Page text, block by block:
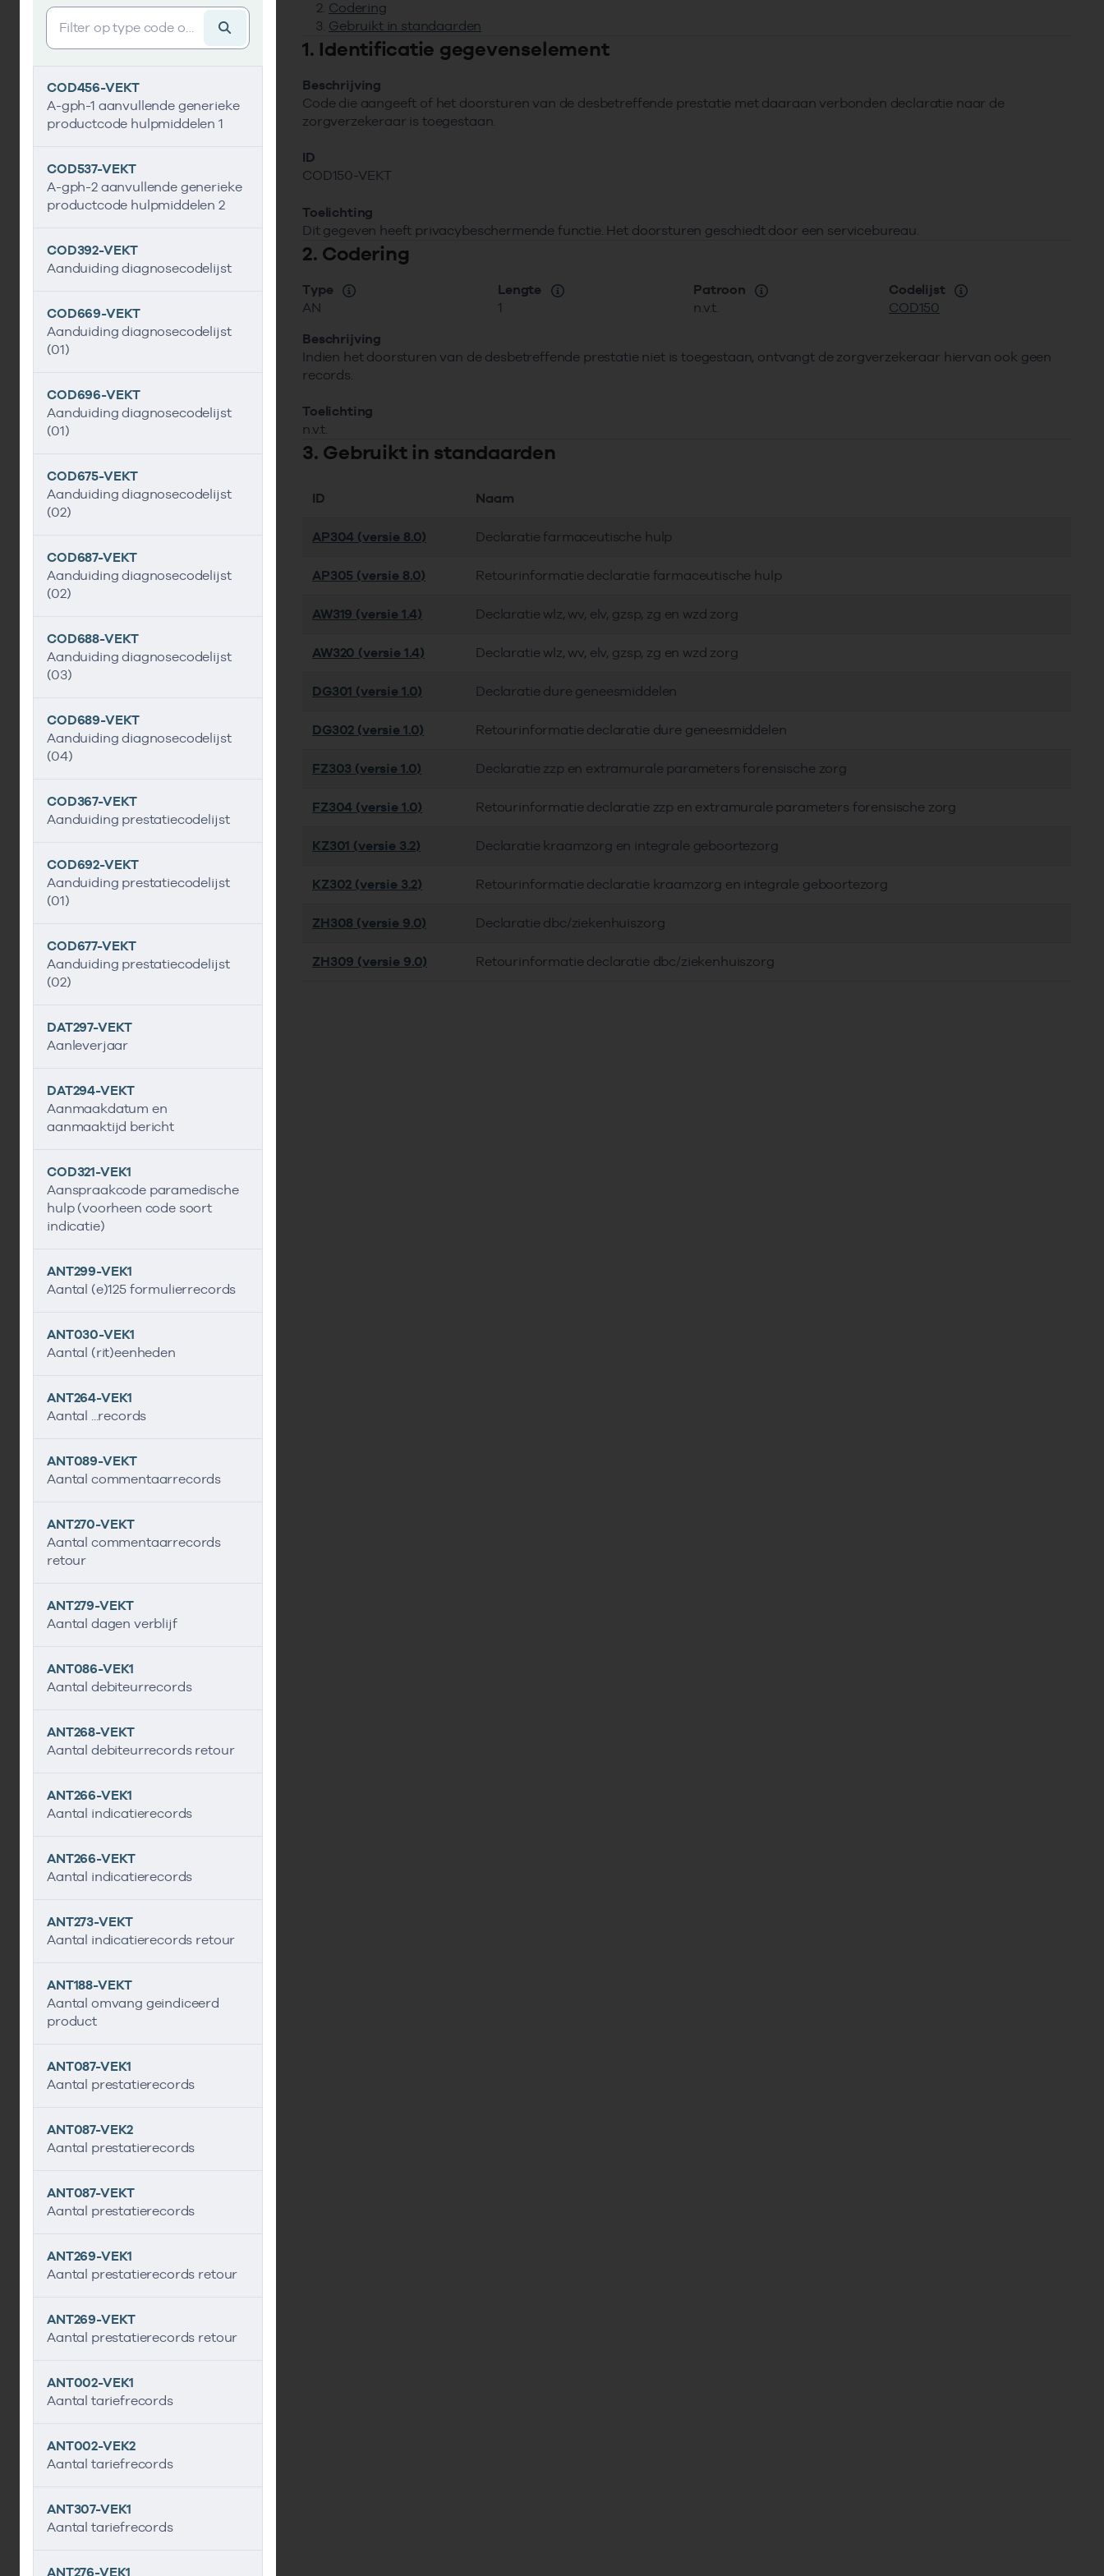
Vind gegevens&shy;element
COD456-VEKT
A-gph-1 aanvullende generieke
productcode hulpmiddelen 1
COD537-VEKT
A-gph-2 aanvullende generieke
productcode hulpmiddelen 2
COD392-VEKT
Aanduiding diagnosecodelijst
COD669-VEKT
Aanduiding diagnosecodelijst
(01)
COD696-VEKT
Aanduiding diagnosecodelijst
(01)
COD675-VEKT
Aanduiding diagnosecodelijst
(02)
COD687-VEKT
Aanduiding diagnosecodelijst
(02)
COD688-VEKT
Aanduiding diagnosecodelijst
(03)
COD689-VEKT
Aanduiding diagnosecodelijst
(04)
COD367-VEKT
Aanduiding prestatiecodelijst
COD692-VEKT
Aanduiding prestatiecodelijst
(01)
COD677-VEKT
Aanduiding prestatiecodelijst
(02)
DAT297-VEKT
Aanleverjaar
DAT294-VEKT
Aanmaakdatum en
aanmaaktijd bericht
COD321-VEK1
Aanspraakcode paramedische
hulp (voorheen code soort
indicatie)
ANT299-VEK1
Aantal (e)125 formulierrecords
ANT030-VEK1
Aantal (rit)eenheden
ANT264-VEK1
Aantal ...records
ANT089-VEKT
Aantal commentaarrecords
ANT270-VEKT
Aantal commentaarrecords
retour
ANT279-VEKT
Aantal dagen verblijf
ANT086-VEK1
Aantal debiteurrecords
ANT268-VEKT
Aantal debiteurrecords retour
ANT266-VEK1
Aantal indicatierecords
ANT266-VEKT
Aantal indicatierecords
ANT273-VEKT
Aantal indicatierecords retour
ANT188-VEKT
Aantal omvang geindiceerd
product
ANT087-VEK1
Aantal prestatierecords
ANT087-VEK2
Aantal prestatierecords
ANT087-VEKT
Aantal prestatierecords
ANT269-VEK1
Aantal prestatierecords retour
ANT269-VEKT
Aantal prestatierecords retour
ANT002-VEK1
Aantal tariefrecords
ANT002-VEK2
Aantal tariefrecords
ANT307-VEK1
Aantal tariefrecords
ANT276-VEK1
Codering
Gebruikt in standaarden
1. Identificatie gegevenselement
Beschrijving
Code die aangeeft of het doorsturen van de desbetreffende prestatie met daaraan verbonden declaratie naar de
zorgverzekeraar is toegestaan.
ID
COD150-VEKT
Toelichting
Dit gegeven heeft privacybeschermende functie. Het doorsturen geschiedt door een servicebureau.
2. Codering
Type
AN
Lengte
1
Patroon
n.v.t.
Codelijst
COD150
Beschrijving
Indien het doorsturen van de desbetreffende prestatie niet is toegestaan, ontvangt de zorgverzekeraar hiervan ook geen
records.
Toelichting
n.v.t.
3. Gebruikt in standaarden
ID Naam
AP304 (versie 8.0) Declaratie farmaceutische hulp
AP305 (versie 8.0) Retourinformatie declaratie farmaceutische hulp
AW319 (versie 1.4) Declaratie wlz, wv, elv, gzsp, zg en wzd zorg
AW320 (versie 1.4) Declaratie wlz, wv, elv, gzsp, zg en wzd zorg
DG301 (versie 1.0) Declaratie dure geneesmiddelen
DG302 (versie 1.0) Retourinformatie declaratie dure geneesmiddelen
FZ303 (versie 1.0) Declaratie zzp en extramurale parameters forensische zorg
FZ304 (versie 1.0) Retourinformatie declaratie zzp en extramurale parameters forensische zorg
KZ301 (versie 3.2) Declaratie kraamzorg en integrale geboortezorg
KZ302 (versie 3.2) Retourinformatie declaratie kraamzorg en integrale geboortezorg
ZH308 (versie 9.0) Declaratie dbc/ziekenhuiszorg
ZH309 (versie 9.0) Retourinformatie declaratie dbc/ziekenhuiszorg